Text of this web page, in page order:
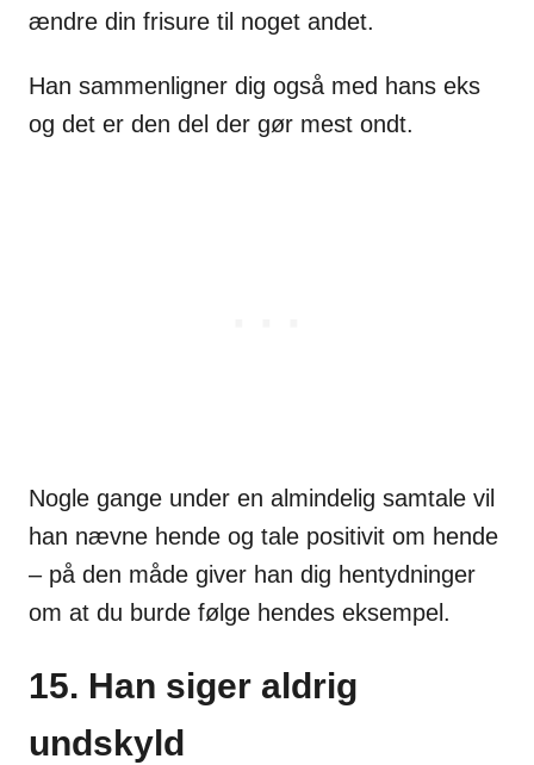
ændre din frisure til noget andet.
Han sammenligner dig også med hans eks
og det er den del der gør mest ondt.
Nogle gange under en almindelig samtale vil
han nævne hende og tale positivit om hende
– på den måde giver han dig hentydninger
om at du burde følge hendes eksempel.
15. Han siger aldrig
undskyld